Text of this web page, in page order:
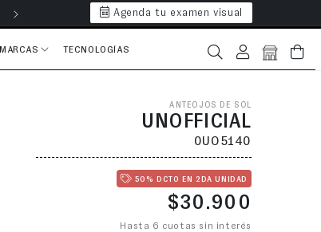
Hasta 6 cuotas
Agenda tu examen visual
MARCAS TECNOLOGÍAS Iniciar sesión Bolsa
ANTEOJOS DE SOL
UNOFFICIAL
0UO5140
50% DCTO EN 2DA UNIDAD
Precio habitual
$30.900
Hasta 6 cuotas sin interés